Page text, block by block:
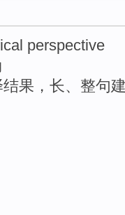
perspective
结果，长、整句